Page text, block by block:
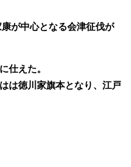
が中心となる会津征伐が
仕えた。
徳川家旗本となり、江戸